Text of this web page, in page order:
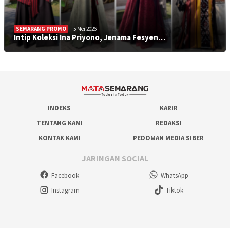
SEMARANG PROMO 5 Mei 2026
Intip Koleksi Ina Priyono, Jenama Fesyen…
INDEKS
KARIR
TENTANG KAMI
REDAKSI
KONTAK KAMI
PEDOMAN MEDIA SIBER
JARINGAN SOCIAL
Facebook
WhatsApp
Instagram
Tiktok